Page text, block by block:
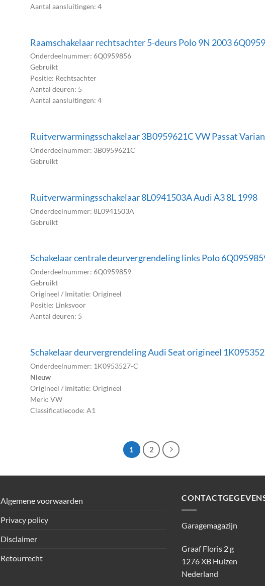
Aantal aansluitingen: 4
Raamschakelaar rechtsachter 5-deurs Polo 9N 2003
Onderdeelnummer: 6Q0959856
Gebruikt
Positie: Rechtsachter
Aantal deuren: 5
Aantal aansluitingen: 4
Ruitverwarmingsschakelaar 3B0959621C VW Passat
Onderdeelnummer: 3B0959621C
Gebruikt
Ruitverwarmingsschakelaar 8L0941503A Audi A3 8L 1998
Onderdeelnummer: 8L0941503A
Gebruikt
Schakelaar centrale deurvergrendeling links Polo
Onderdeelnummer: 6Q0959859
Gebruikt
Origineel / Imitatie: Origineel
Positie: Linksvoor
Aantal deuren: 5
Schakelaar deurvergrendeling Audi Seat origineel
Onderdeelnummer: 1K0953527-C
Nieuw
Origineel / Imitatie: Origineel
Merk: VW
Classificatiecode: A1
1 2
Algemene voorwaarden
Privacy policy
Disclaimer
Retourrecht
Garagemagazijn
Graaf Floris 2 g
1276 XB Huizen
Nederland